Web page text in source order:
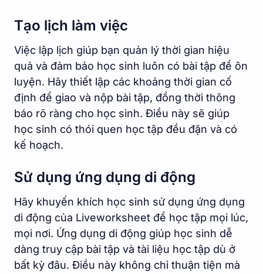
Tạo lịch làm việc
Việc lập lịch giúp bạn quản lý thời gian hiệu
quả và đảm bảo học sinh luôn có bài tập để ôn
luyện. Hãy thiết lập các khoảng thời gian cố
định để giao và nộp bài tập, đồng thời thông
báo rõ ràng cho học sinh. Điều này sẽ giúp
học sinh có thói quen học tập đều đặn và có
kế hoạch.
Sử dụng ứng dụng di động
Hãy khuyến khích học sinh sử dụng ứng dụng
di động của Liveworksheet để học tập mọi lúc,
mọi nơi. Ứng dụng di động giúp học sinh dễ
dàng truy cập bài tập và tài liệu học tập dù ở
bất kỳ đâu. Điều này không chỉ thuận tiện mà